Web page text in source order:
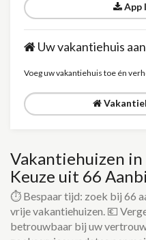
App
Uw vakantiehuis
Voeg uw vakantiehuis toe én
Vakantiehuizen in
Keuze uit 66
⏱️ Bespaar tijd: zoek bij 66
vrije vakantiehuizen. 💶
betrouwbaar bij uw